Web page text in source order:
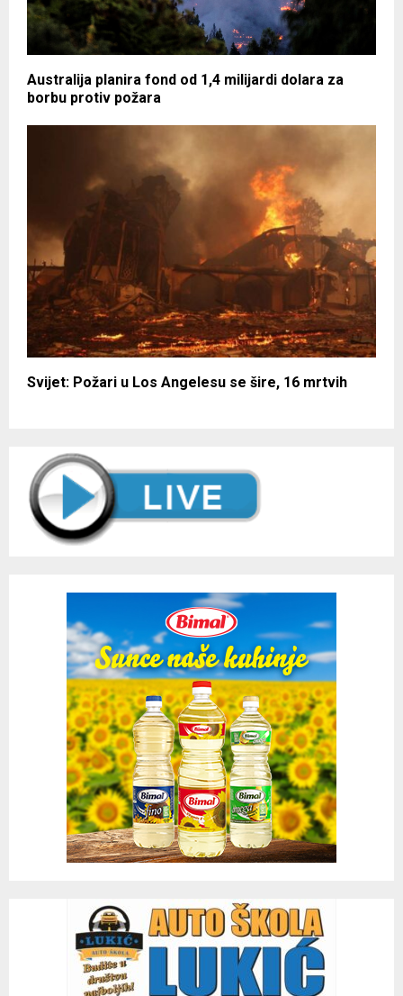
Australija planira fond od 1,4 milijardi dolara za
borbu protiv požara
Svijet: Požari u Los Angelesu se šire, 16 mrtvih